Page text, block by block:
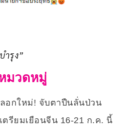
รุง”
มวดหมู่
อกใหม่! จับตาปืนลั่นป่วน
ตรียมเยือนจีน 16-21 ก.ค. นี้